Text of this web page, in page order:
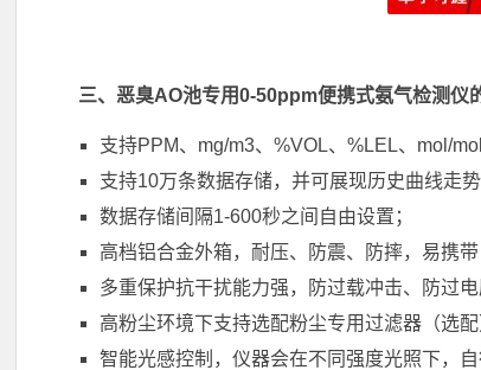
三、恶臭AO池专用0-50ppm便携式氨气检测仪
支持PPM、mg/m3、%VOL、%LEL、mol/
支持10万条数据存储，并可展现历史曲线走势
数据存储间隔1-600秒之间自由设置；
高档铝合金外箱，耐压、防震、防摔，易携带
多重保护抗干扰能力强，防过载冲击、防过
高粉尘环境下支持选配粉尘专用过滤器（选配
智能光感控制，仪器会在不同强度光照下，